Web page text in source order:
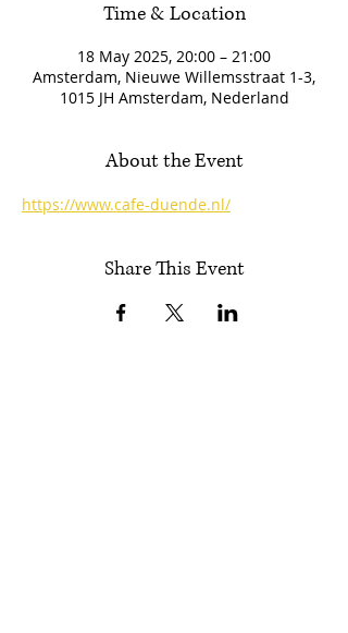
Time & Location
18 May 2025, 20:00 – 21:00
Amsterdam, Nieuwe Willemsstraat 1-3,
1015 JH Amsterdam, Nederland
About the Event
https://www.cafe-duende.nl/
Share This Event